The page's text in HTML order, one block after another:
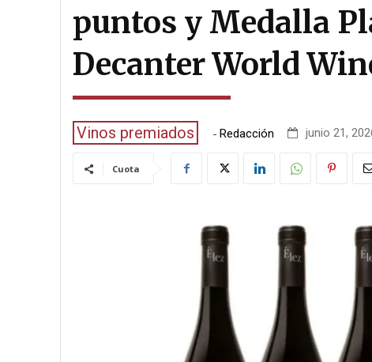
puntos y Medalla
Decanter World
Vinos premiados - Redacción junio 21,
Cuota